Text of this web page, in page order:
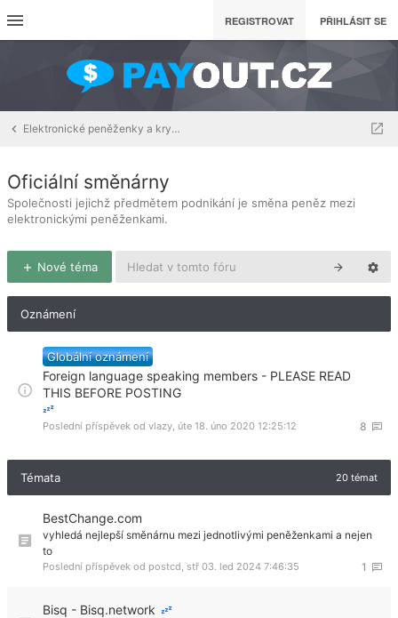
REGISTROVAT PŘIHLÁSIT SE
Elektronické peněženky a kryptoměny
Oficiální směnárny
Společnosti jejichž předmětem podnikání je směna peněz mezi
elektronickými peněženkami.
Nové téma
Oznámení
Globální oznámení
Foreign language speaking members - PLEASE READ
THIS BEFORE POSTING
8
Poslední příspěvek od vlazy, úte 18. úno 2020 12:25:12
Témata 20 témat
BestChange.com
vyhledá nejlepší směnárnu mezi jednotlivými peněženkami a nejen
to
1
Poslední příspěvek od postcd, stř 03. led 2024 7:46:35
Bisq - Bisq.network